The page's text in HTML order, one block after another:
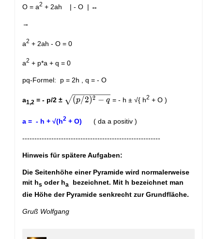
O = a2 + 2ah | - O | ↔
→
a2 + 2ah - O = 0
a2 + p*a + q = 0
pq-Formel: p = 2h , q = - O
a1,2 = - p/2 ±
\sqrt{(p/2)^2
- q}
(p/2)2 − q = - h ± √{ h2 + O )
a = - h + √(h2 + O) ( da a positiv )
---------------------------------------------------------
Hinweis für spätere Aufgaben:
Die Seitenhöhe einer Pyramide wird normalerweise
mit hs oder ha
bezeichnet. Mit h bezeichnet man
die Höhe der Pyramide senkrecht zur Grundfläche.
Gruß Wolfgang